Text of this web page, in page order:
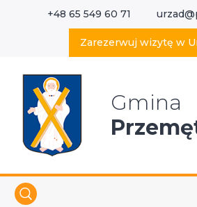
+48 65 549 60 71
Zarezerwuj wizytę w
Gmina
Wyszukaj w serwisie